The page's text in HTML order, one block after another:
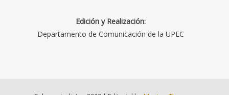
Edición y Realización:
Departamento de Comunicación de la UPEC